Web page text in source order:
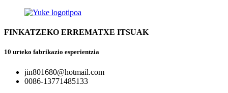
FINKATZEKO ERREMATXE ITSUAK
10 urteko fabrikazio esperientzia
jin801680@hotmail.com
0086-13771485133